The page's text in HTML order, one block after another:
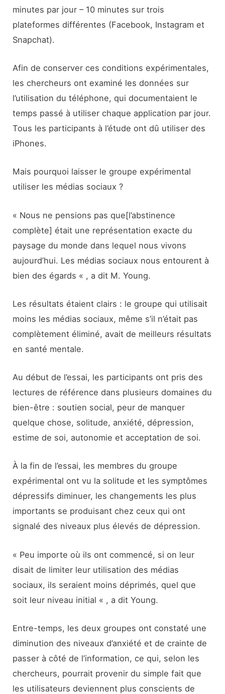
minutes par jour – 10 minutes sur trois
plateformes différentes (Facebook, Instagram et
Snapchat).
Afin de conserver ces conditions expérimentales,
les chercheurs ont examiné les données sur
l’utilisation du téléphone, qui documentaient le
temps passé à utiliser chaque application par jour.
Tous les participants à l’étude ont dû utiliser des
iPhones.
Mais pourquoi laisser le groupe expérimental
utiliser les médias sociaux ?
« Nous ne pensions pas que[l’abstinence
complète] était une représentation exacte du
paysage du monde dans lequel nous vivons
aujourd’hui. Les médias sociaux nous entourent à
bien des égards « , a dit M. Young.
Les résultats étaient clairs : le groupe qui utilisait
moins les médias sociaux, même s’il n’était pas
complètement éliminé, avait de meilleurs résultats
en santé mentale.
Au début de l’essai, les participants ont pris des
lectures de référence dans plusieurs domaines du
bien-être : soutien social, peur de manquer
quelque chose, solitude, anxiété, dépression,
estime de soi, autonomie et acceptation de soi.
À la fin de l’essai, les membres du groupe
expérimental ont vu la solitude et les symptômes
dépressifs diminuer, les changements les plus
importants se produisant chez ceux qui ont
signalé des niveaux plus élevés de dépression.
« Peu importe où ils ont commencé, si on leur
disait de limiter leur utilisation des médias
sociaux, ils seraient moins déprimés, quel que
soit leur niveau initial « , a dit Young.
Entre-temps, les deux groupes ont constaté une
diminution des niveaux d’anxiété et de crainte de
passer à côté de l’information, ce qui, selon les
chercheurs, pourrait provenir du simple fait que
les utilisateurs deviennent plus conscients de